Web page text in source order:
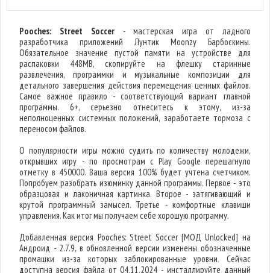
Pooches: Street Soccer- мастерская игра от ладного
разработчика приложений Лунтик Moonzy Барбоскины.
Обязательное значение пустой памяти на устройстве для
распаковки 448MB, скопируйте на флешку старинные
развлечения, программки и музыкальные композиции для
детального завершения действия перемещения ценных файлов.
Самое важное правило - соответствующий вариант главной
программы. 6+, серьезно отнеситесь к этому, из-за
неполноценных системных положений, заработаете тормоза с
переносом файлов.
О популярности игры можно судить по количеству молодежи,
открывших игру - по просмотрам с Play Google перешагнуло
отметку в 450000. Ваша версия 100% будет учтена счетчиком.
Попробуем разобрать изюминку данной программы. Первое - это
образцовая и лаконичная картинка. Второе - затягивающий и
крутой программный замысел. Третье - комфортные клавиши
управления. Как итог мы получаем себе хорошую программу.
Добавленная версия Pooches: Street Soccer [МОД Unlocked] на
Андроид - 2.7.9, в обновленной версии изменены обозначенные
промашки из-за которых заблокированные уровни. Сейчас
доступна версия файла от 04.11.2024 - инсталлируйте данный